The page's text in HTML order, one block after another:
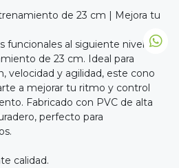
de 23 cm | Mejora tu
funcionales al siguiente nivel con
de 23 cm. Ideal para
velocidad y agilidad, este cono
a mejorar tu ritmo y control
Fabricado con PVC de alta
perfecto para
calidad.